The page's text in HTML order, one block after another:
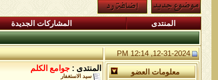
المنتدى المشاركات الجديدة
12-31-2024, 12:14 PM
معلومات العضو المنتدى : جوامع الكلم
سيد الاستغفار